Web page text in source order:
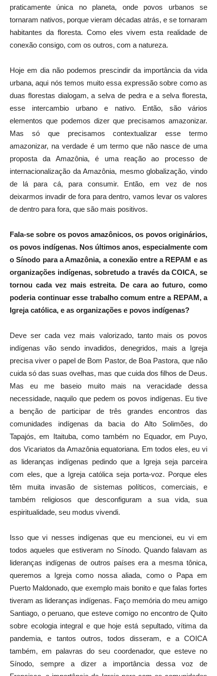
praticamente única no planeta, onde povos urbanos se
tornaram nativos, porque vieram décadas atrás, e se tornaram
habitantes da floresta. Como eles vivem esta realidade de
conexão consigo, com os outros, com a natureza.
Hoje em dia não podemos prescindir da importância da vida
urbana, aqui nós temos muito essa expressão sobre como as
duas florestas dialogam, a selva de pedra e a selva floresta,
esse intercambio urbano e nativo. Então, são vários
elementos que podemos dizer que precisamos amazonizar.
Mas só que precisamos contextualizar esse termo
amazonizar, na verdade é um termo que não nasce de uma
proposta da Amazônia, é uma reação ao processo de
internacionalização da Amazônia, mesmo globalização, vindo
de lá para cá, para consumir. Então, em vez de nos
deixarmos invadir de fora para dentro, vamos levar os valores
de dentro para fora, que são mais positivos.
Fala-se sobre os povos amazônicos, os povos originários,
os povos indígenas. Nos últimos anos, especialmente com
o Sínodo para a Amazônia, a conexão entre a REPAM e as
organizações indígenas, sobretudo a través da COICA, se
tornou cada vez mais estreita. De cara ao futuro, como
poderia continuar esse trabalho comum entre a REPAM, a
Igreja católica, e as organizações e povos indígenas?
Deve ser cada vez mais valorizado, tanto mais os povos
indígenas vão sendo invadidos, denegridos, mais a Igreja
precisa viver o papel de Bom Pastor, de Boa Pastora, que não
cuida só das suas ovelhas, mas que cuida dos filhos de Deus.
Mas eu me baseio muito mais na veracidade dessa
necessidade, naquilo que pedem os povos indígenas. Eu tive
a benção de participar de três grandes encontros das
comunidades indígenas da bacia do Alto Solimões, do
Tapajós, em Itaituba, como também no Equador, em Puyo,
dos Vicariatos da Amazônia equatoriana. Em todos eles, eu vi
as lideranças indígenas pedindo que a Igreja seja parceira
com eles, que a Igreja católica seja porta-voz. Porque eles
têm muita invasão de sistemas políticos, comerciais, e
também religiosos que desconfiguram a sua vida, sua
espiritualidade, seu modus vivendi.
Isso que vi nesses indígenas que eu mencionei, eu vi em
todos aqueles que estiveram no Sínodo. Quando falavam as
lideranças indígenas de outros países era a mesma tônica,
queremos a Igreja como nossa aliada, como o Papa em
Puerto Maldonado, que exemplo mais bonito e que falas fortes
tiveram as lideranças indígenas. Faço memória do meu amigo
Santiago, o peruano, que esteve comigo no encontro de Quito
sobre ecologia integral e que hoje está sepultado, vítima da
pandemia, e tantos outros, todos disseram, e a COICA
também, em palavras do seu coordenador, que esteve no
Sínodo, sempre a dizer a importância dessa voz de